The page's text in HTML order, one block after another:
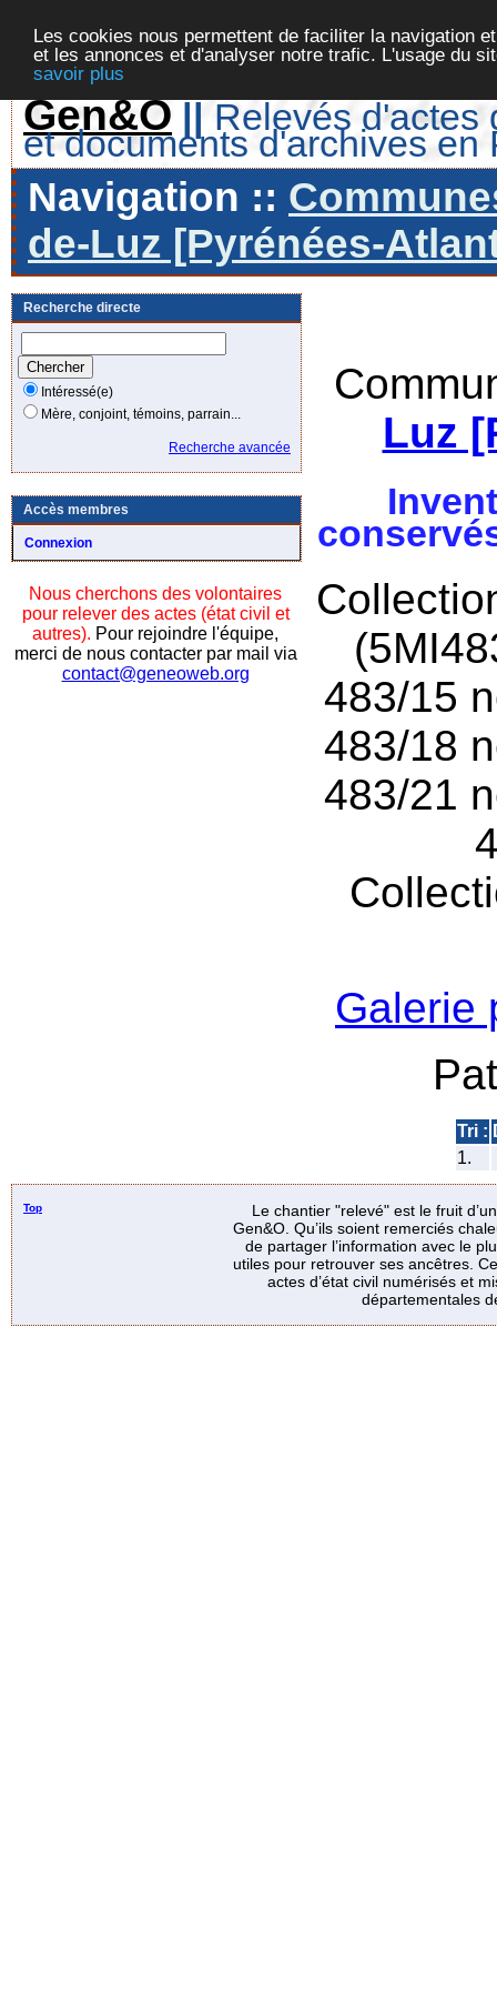
Les cookies nous permettent de faciliter la navigation
et les annonces et d'analyser notre trafic. L'usage du
savoir plus
Gen&O || Relevés d'actes
et documents d'archives en
Navigation ::
de-Luz [Pyrénées-
Recherche directe
Intéressé(e)
Mère, conjoint, témoins, parrain...
Recherche avancée
Accès membres
Connexion
Nous cherchons des volontaires
pour relever des actes (état civil et
autres). Pour rejoindre l'équipe,
merci de nous contacter par mail via
contact@geneoweb.org
Luz
483/15
483/18
483/21
Galerie
Tri :
1.
Top
Le chantier "relevé" est le fruit
Gen&O. Qu’ils soient remerciés
de partager l’information avec le
utiles pour retrouver ses ancêtres.
actes d’état civil numérisés et
départementales